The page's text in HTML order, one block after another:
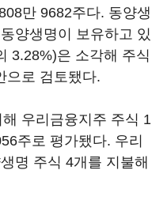
만 9682주다. 동양생
양생명이 보유하고 있
3.28%)은 소각해 주식
으로 검토됐다.
우리금융지주 주식 1
주로 평가됐다. 우리
명 주식 4개를 지불해